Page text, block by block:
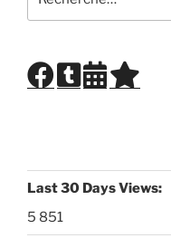
pour
Last 30 Days Views:
5 851